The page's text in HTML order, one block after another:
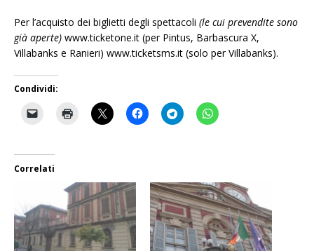
Per l’acquisto dei biglietti degli spettacoli (le cui prevendite sono
già aperte) www.ticketone.it (per Pintus, Barbascura X,
Villabanks e Ranieri) www.ticketsms.it (solo per Villabanks).
Condividi:
Correlati